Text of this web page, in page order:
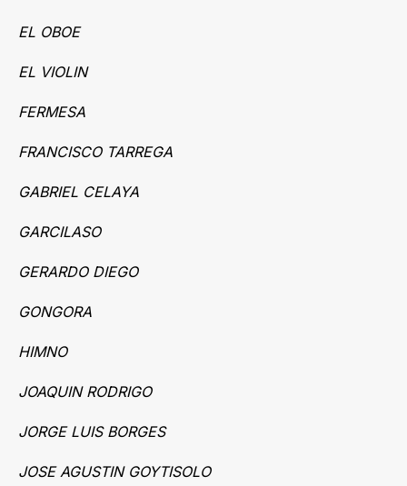
EL OBOE
EL VIOLIN
FERMESA
FRANCISCO TARREGA
GABRIEL CELAYA
GARCILASO
GERARDO DIEGO
GONGORA
HIMNO
JOAQUIN RODRIGO
JORGE LUIS BORGES
JOSE AGUSTIN GOYTISOLO